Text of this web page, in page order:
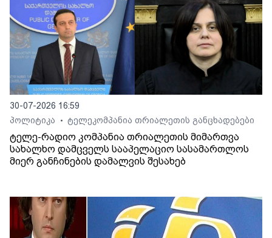
30-07-2026 16:59
პოლიტიკა
• ტელეკომპანია თრიალეთის განცხადებები
ტელე-რადიო კომპანია თრიალეთის მიმართვა
სახალხო დამცველს სააპელაციო სასამართლოს
მიერ განჩინების დამალვის შესახებ